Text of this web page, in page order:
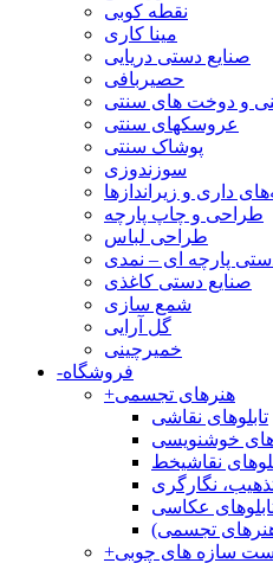
نقطه کوبی
مینا کاری
صنایع دستی دریایی
حصیربافی
و دوخت های سنتی
عروسکهای سنتی
پوشاک سنتی
سوزندوزی
داری و زیراندازها
طراحی و چاپ پارچه
طراحی لباس
پارچه ای – نمدی
صنایع دستی کاغذی
شمع سازی
گل آرایی
خمیرچینی
-فروشگاه
+هنرهای تجسمی
تابلوهای نقاشی
خوشنویسی
نقاشیخط
نگارگری
عکاسی
تجسمی)
+سازه های چوبی